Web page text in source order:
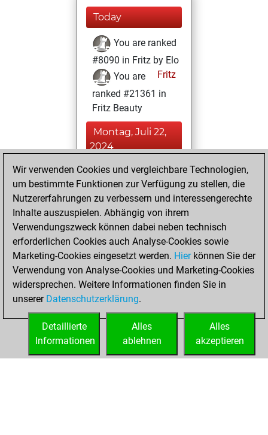
Today
You are ranked
#8090 in Fritz by Elo
Fritz
You are
ranked #21361 in
Fritz Beauty
Montag, Juli 22,
2024
You achieved a
BeautyScore of 2
Fritz
achieved a new Elo
of 1606
Sonntag, Juli 21,
2024
You created
your Fritz account
Wir verwenden Cookies und vergleichbare Technologien,
um bestimmte Funktionen zur Verfügung zu stellen, die
Nutzererfahrungen zu verbessern und interessengerechte
Inhalte auszuspielen. Abhängig von ihrem
Verwendungszweck können dabei neben technisch
erforderlichen Cookies auch Analyse-Cookies sowie
Marketing-Cookies eingesetzt werden. Hierkönnen Sie der
Verwendung von Analyse-Cookies und Marketing-Cookies
widersprechen. Weitere Informationen finden Sie in
unserer Datenschutzerklärung.
Alles
akzeptieren
Alles
ablehnen
Detaillierte
Informationen